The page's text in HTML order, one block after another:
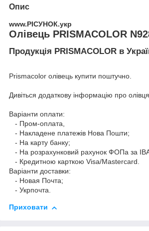
Опис
www.РІСУНОК.укр
Олівець PRISMACOLOR
Продукція PRISMACOLOR в
Prismacolor олівець купити поштучно.
Дивіться додаткову інформацію про
Варіанти оплати:
- Пром-оплата,
- Накладене платежів Нова Пошти;
- На карту банку;
- На розрахунковий рахунок ФОПа за
- Кредитною карткою Visa/Mastercard.
Варіанти доставки:
- Новая Почта;
- Укрпочта.
Приховати